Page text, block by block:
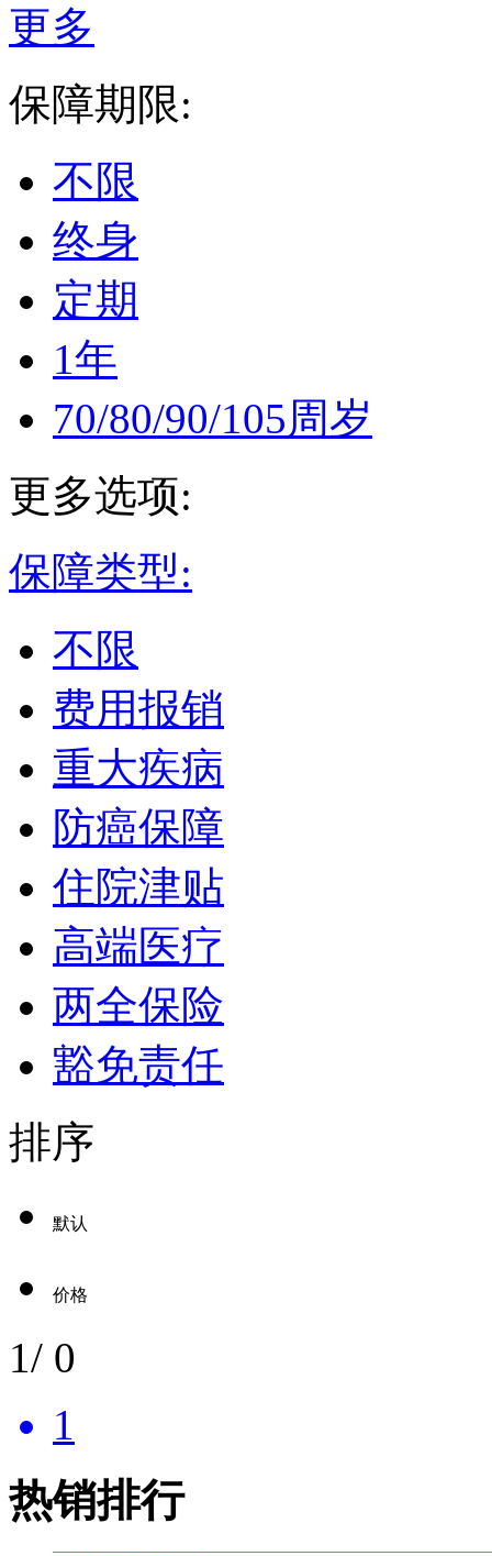
更多
保障期限:
不限
终身
定期
1年
70/80/90/105周岁
更多选项:
保障类型:
不限
费用报销
重大疾病
防癌保障
住院津贴
高端医疗
两全保险
豁免责任
排序
默认
价格
1/ 0
1
热销排行